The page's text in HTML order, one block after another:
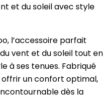
et du soleil avec style
l’accessoire parfait
vent et du soleil tout en
à ses tenues. Fabriqué
un confort optimal,
dès la